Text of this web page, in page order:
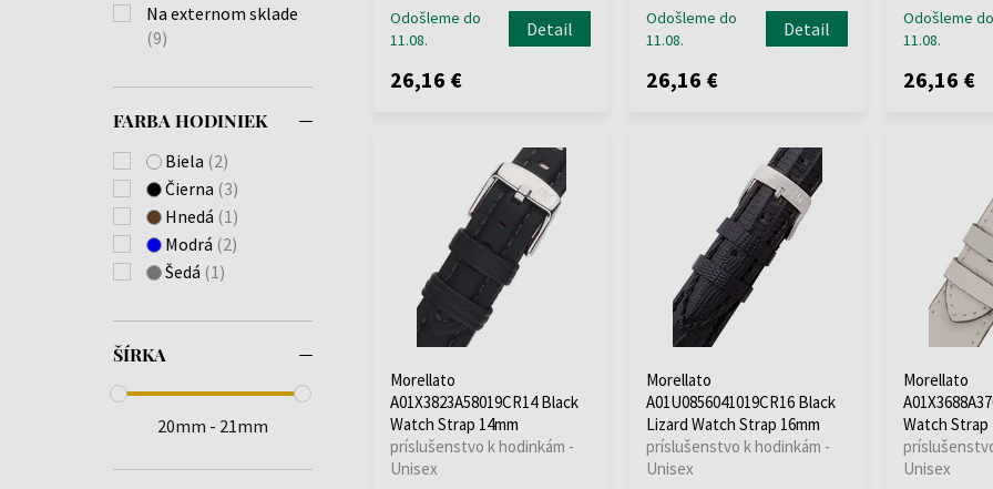
Na externom sklade
(9)
FARBA HODINIEK
Biela (2)
Čierna (3)
Hnedá (1)
Modrá (2)
Šedá (1)
ŠÍRKA
20mm - 21mm
Odošleme do
11.08.
Detail
26,16 €
Odošleme do
11.08.
Detail
26,16 €
Odošleme do
11.08.
26,16 €
Morellato
A01X3823A58019CR14 Black
Watch Strap 14mm
príslušenstvo k hodinkám -
Unisex
Morellato
A01U0856041019CR16 Black
Lizard Watch Strap 16mm
príslušenstvo k hodinkám -
Unisex
Morellato
Watch Strap
Unisex